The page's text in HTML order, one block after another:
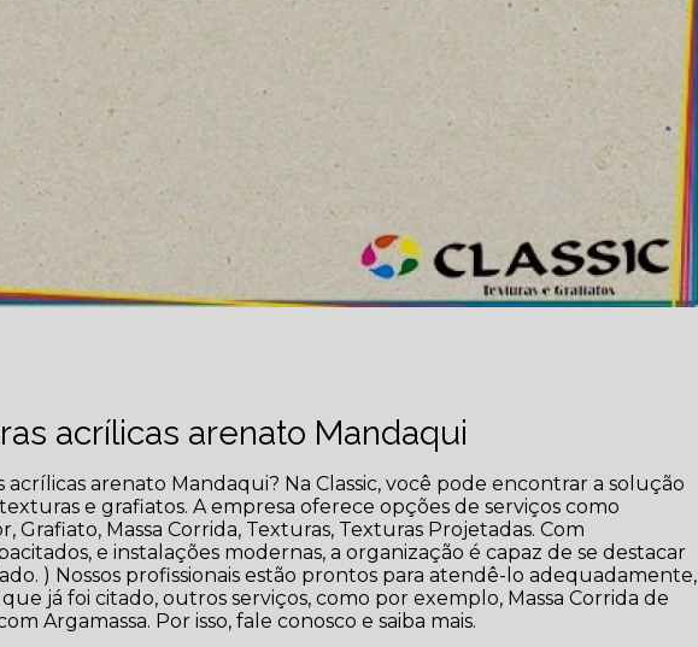
acrílicas arenato Mandaqui
arenato Mandaqui? Na Classic, você pode encontrar a solução
e grafiatos. A empresa oferece opções de serviços como
Grafiato, Massa Corrida, Texturas, Texturas Projetadas. Com
e instalações modernas, a organização é capaz de se destacar
) Nossos profissionais estão prontos para atendê-lo adequadamente,
já foi citado, outros serviços, como por exemplo, Massa Corrida de
Argamassa. Por isso, fale conosco e saiba mais.